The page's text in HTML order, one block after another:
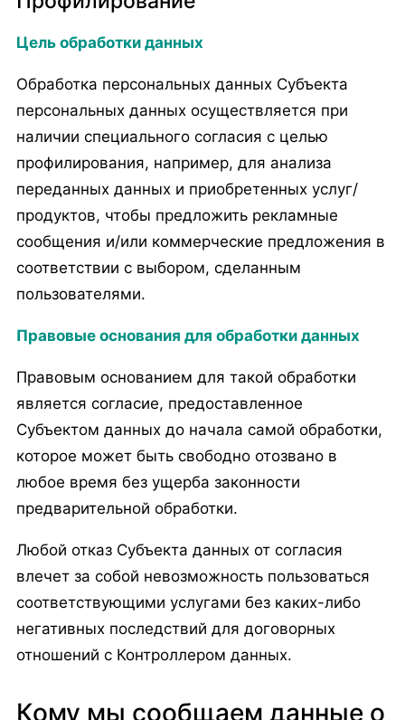
Цель обработки данных
Обработка персональных данных Субъекта
персональных данных осуществляется при
наличии специального согласия с целью
профилирования, например, для анализа
переданных данных и приобретенных услуг/
продуктов, чтобы предложить рекламные
сообщения и/или коммерческие предложения в
соответствии с выбором, сделанным
пользователями.
Правовые основания для обработки данных
Правовым основанием для такой обработки
является согласие, предоставленное
Субъектом данных до начала самой обработки,
которое может быть свободно отозвано в
любое время без ущерба законности
предварительной обработки.
Любой отказ Субъекта данных от согласия
влечет за собой невозможность пользоваться
соответствующими услугами без каких-либо
негативных последствий для договорных
отношений с Контроллером данных.
Кому мы сообщаем данные о